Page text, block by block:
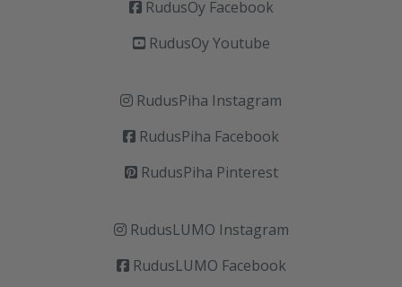
RudusOy Facebook
RudusOy Youtube
RudusPiha Instagram
RudusPiha Facebook
RudusPiha Pinterest
RudusLUMO Instagram
RudusLUMO Facebook